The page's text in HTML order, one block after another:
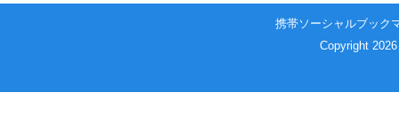
携帯ソーシャルブック
Copyright